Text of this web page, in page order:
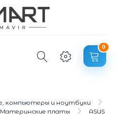
0
компьютеры и ноутбуки
Материнские платы ASUS